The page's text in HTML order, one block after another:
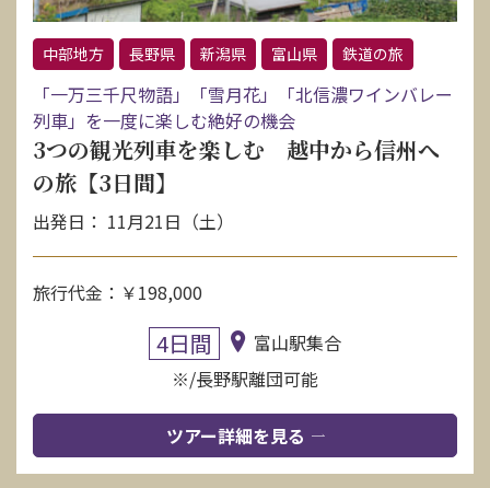
中部地方 長野県 新潟県 富山県 鉄道の旅
「一万三千尺物語」「雪月花」「北信濃ワインバレー
列車」を一度に楽しむ絶好の機会
3つの観光列車を楽しむ 越中から信州へ
の旅【3日間】
出発日： 11月21日（土）
旅行代金：￥198,000
4日間
富山駅集合
※/長野駅離団可能
ツアー詳細を見る